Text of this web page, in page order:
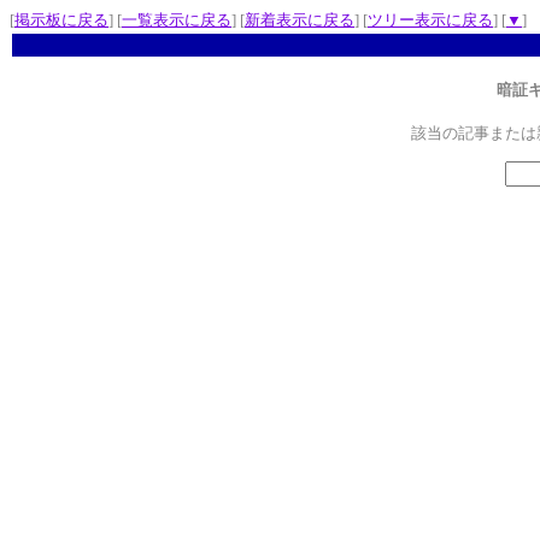
[掲示板に戻る] [一覧表示に戻る] [新着表示に戻る] [ツリー表示に戻る] [▼ ]
暗証
該当の記事また